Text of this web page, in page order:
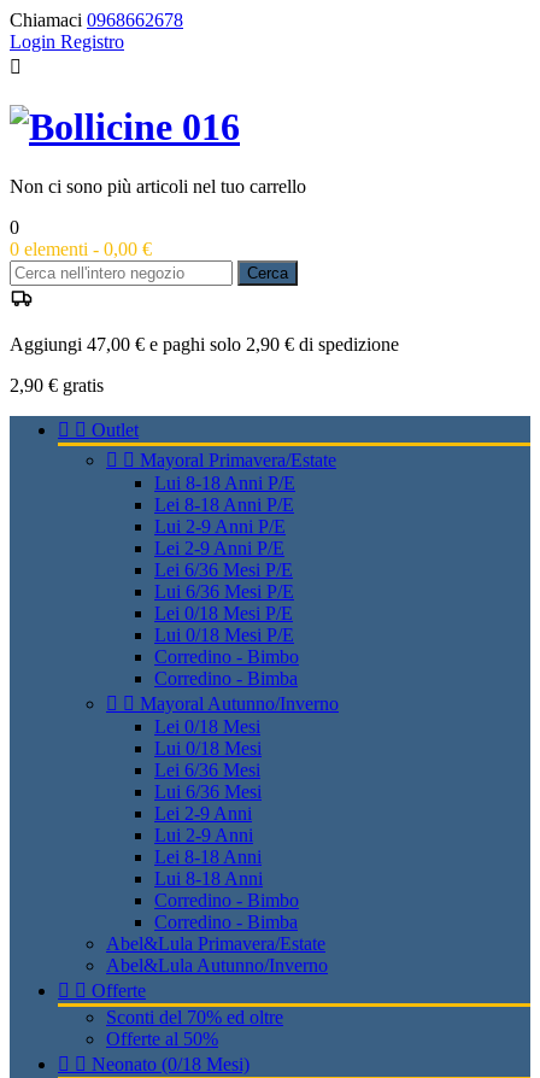
Chiamaci 0968662678
Login Registro

Non ci sono più articoli nel tuo carrello
0
0 elementi - 0,00 €
Cerca
Aggiungi 47,00 € e paghi solo 2,90 € di spedizione
2,90 € gratis
  Outlet
  Mayoral Primavera/Estate
Lui 8-18 Anni P/E
Lei 8-18 Anni P/E
Lui 2-9 Anni P/E
Lei 2-9 Anni P/E
Lei 6/36 Mesi P/E
Lui 6/36 Mesi P/E
Lei 0/18 Mesi P/E
Lui 0/18 Mesi P/E
Corredino - Bimbo
Corredino - Bimba
  Mayoral Autunno/Inverno
Lei 0/18 Mesi
Lui 0/18 Mesi
Lei 6/36 Mesi
Lui 6/36 Mesi
Lei 2-9 Anni
Lui 2-9 Anni
Lei 8-18 Anni
Lui 8-18 Anni
Corredino - Bimbo
Corredino - Bimba
Abel&Lula Primavera/Estate
Abel&Lula Autunno/Inverno
  Offerte
Sconti del 70% ed oltre
Offerte al 50%
  Neonato (0/18 Mesi)